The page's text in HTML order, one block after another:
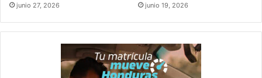
junio 27, 2026 junio 19, 2026